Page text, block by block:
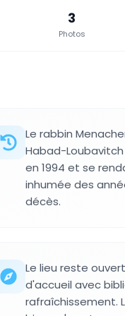
3
Photos
Le rabbin
Habad-
en 1994 et se
inhumée des
décès.
Le lieu reste
d'accueil avec
rafraîchissement.